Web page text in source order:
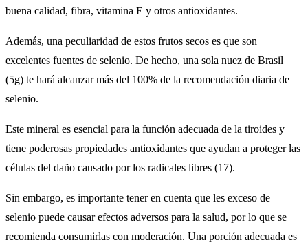
buena calidad, fibra, vitamina E y otros antioxidantes.
Además, una peculiaridad de estos frutos secos es que son
excelentes fuentes de selenio. De hecho, una sola nuez de Brasil
(5g) te hará alcanzar más del 100% de la recomendación diaria de
selenio.
Este mineral es esencial para la función adecuada de la tiroides y
tiene poderosas propiedades antioxidantes que ayudan a proteger las
células del daño causado por los radicales libres (17).
Sin embargo, es importante tener en cuenta que les exceso de
selenio puede causar efectos adversos para la salud, por lo que se
recomienda consumirlas con moderación. Una porción adecuada es